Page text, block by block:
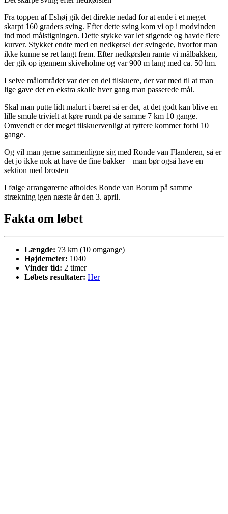
Fra toppen af Eshøj gik det direkte nedad for at ende i et meget
skarpt 160 graders sving. Efter dette sving kom vi op i modvinden
ind mod målstigningen. Dette stykke var let stigende og havde flere
kurver. Stykket endte med en nedkørsel der svingede, hvorfor man
ikke kunne se ret langt frem. Efter nedkørslen ramte vi målbakken,
der gik op igennem skiveholme og var 900 m lang med ca. 50 hm.
I selve målområdet var der en del tilskuere, der var med til at man
lige gave det en ekstra skalle hver gang man passerede mål.
Skal man putte lidt malurt i bæret så er det, at det godt kan blive en
lille smule trivielt at køre rundt på de samme 7 km 10 gange.
Omvendt er det meget tilskuervenligt at ryttere kommer forbi 10
gange.
Og vil man gerne sammenligne sig med Ronde van Flanderen, så er
det jo ikke nok at have de fine bakker – man bør også have en
sektion med brosten
I følge arrangørerne afholdes Ronde van Borum på samme
strækning igen næste år den 3. april.
Fakta om løbet
Længde: 73 km (10 omgange)
Højdemeter: 1040
Vinder tid: 2 timer
Løbets resultater: Her